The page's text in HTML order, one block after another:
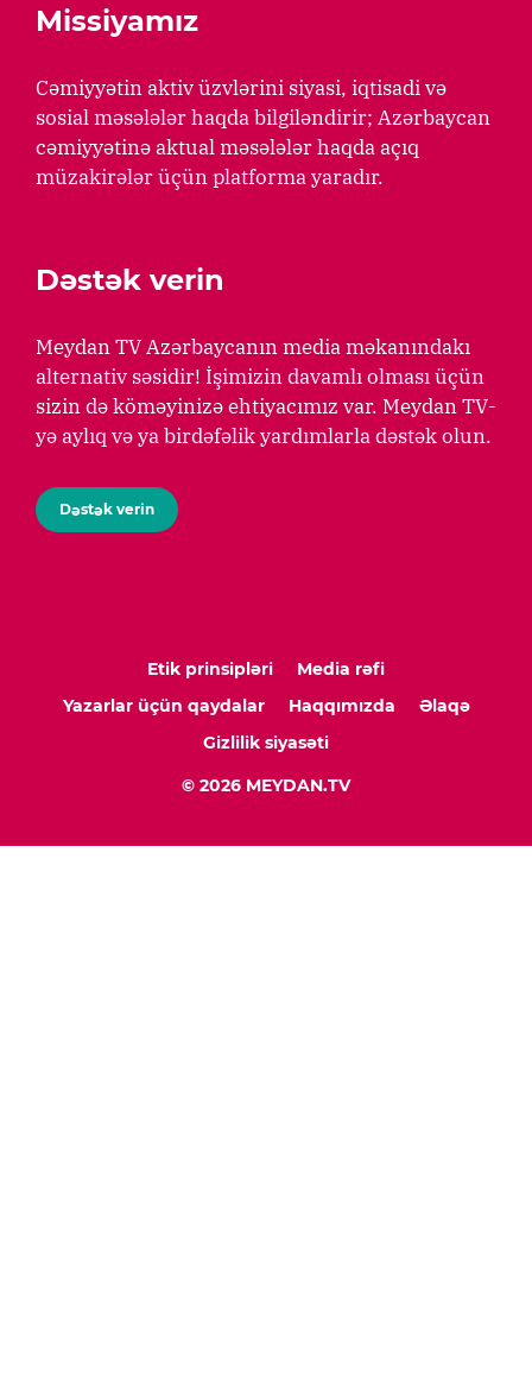
Missiyamız
Cəmiyyətin aktiv üzvlərini siyasi, iqtisadi və
sosial məsələlər haqda bilgiləndirir; Azərbaycan
cəmiyyətinə aktual məsələlər haqda açıq
müzakirələr üçün platforma yaradır.
Dəstək verin
Meydan TV Azərbaycanın media məkanındakı
alternativ səsidir! İşimizin davamlı olması üçün
sizin də köməyinizə ehtiyacımız var. Meydan TV-
yə aylıq və ya birdəfəlik yardımlarla dəstək olun.
Dəstək verin
Etik prinsipləri
Media rəfi
Yazarlar üçün qaydalar
Haqqımızda
Əlaqə
Gizlilik siyasəti
© 2026 MEYDAN.TV